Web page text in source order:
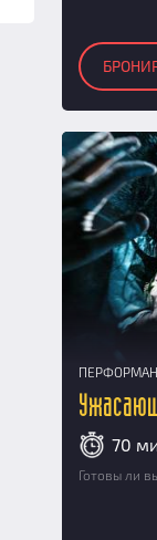
70
Готовы ли